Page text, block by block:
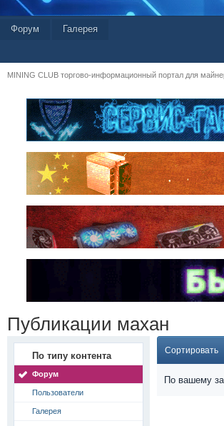
Форум Галерея
MINING CLUB торгово-информационный портал для
Публикации махан
По типу контента
Форум
Пользователи
Галерея
Сортировать
По вашему